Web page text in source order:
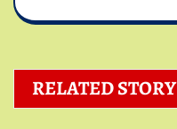
RELATED STORY